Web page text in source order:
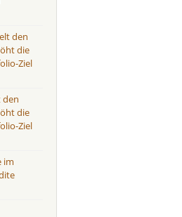
den
die
Ziel
den
die
Ziel
im